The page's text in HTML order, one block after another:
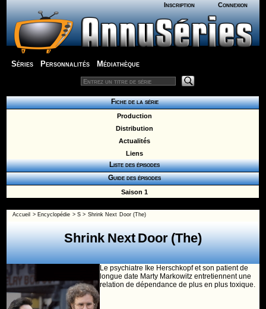
Inscription Connexion
Séries Personnalités Médiathèque
Fiche de la série
Production
Distribution
Actualités
Liens
Liste des épisodes
Guide des épisodes
Saison 1
Accueil > Encyclopédie >S > Shrink Next Door (The)
Shrink Next Door (The)
Le psychiatre Ike Herschkopf et son patient de
longue date Marty Markowitz entretiennent une
relation de dépendance de plus en plus toxique.